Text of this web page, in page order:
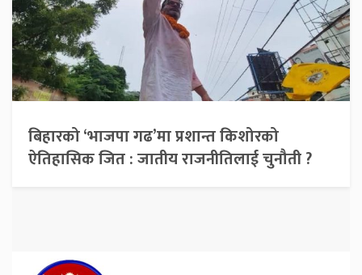
बिहारको ‘भाजपा गढ’मा प्रशान्त किशोरको
ऐतिहासिक जित : जातीय राजनीतिलाई चुनौती ?